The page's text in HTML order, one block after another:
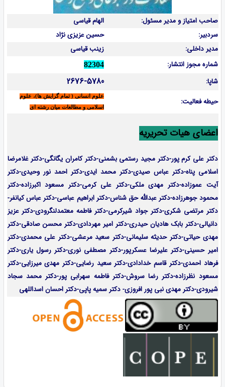
صاحب امتیاز و مدیر مسئول:
الهام قیاسی
سردبیر:
حسین عزیزی نژاد
مدیر داخلی:
زینب قیاسی
شماره مجوز انتشار:
82304
شاپا: 2676-5780
حیطه فعالیت:
علوم انسانی ( تمام گرایش ها)، علوم
اسلامی و مطالعات میان رشته ای
اعضای هیات تحریریه
دکتر علی کرم پور-دکتر مجید رستمی بشمنی-دکتر کامران یگانگی-دکتر غلامرضا
اسلامی پناه-دکتر عباس صیدی-دکتر محمد ایدی-دکتر احمد نور وحیدی-دکتر
آیت عموزاده-دکتر مهدی ملکی-دکتر علی کرمی-دکتر مسعود اکبرزاده-دکتر
محمود جوهرزاده-دکتر عبدالله حق شناس-دکتر ابراهیم عباسی-دکتر عباس کیانفر-
دکتر مرتضی شکری-دکتر جواد شیرکرمی-دکتر فاطمه معتمدلنگرودی-دکتر عزیز
دانیالی-دکتر بابک هادیان حیدری-دکتر امیر مهردادی-دکتر محسن صادقی-دکتر
مهدی حیاتی-دکتر حدیثه سلیمانی-دکتر سعید مرعشی-دکتر علی محمدی-دکتر
امیر حسینی-دکتر علیرضا عسکرپور-دکتر مصطفی نوری-دکتر رسول یاری-دکتر
فرهاد احمدی-دکتر قاسم خدادادی-دکتر سعید رضایی-دکتر مهدی میرزایی-دکتر
مسعود نظرزاده-دکتر رضا سروش-دکتر فاطمه سهرابی پور-دکتر محمد سجاد
شیرودی-دکتر مهدی نبی پور افروزی- دکتر سمیه پاپی-دکتر احسان اسداللهی